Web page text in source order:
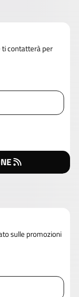
ti contatterà per
sulle promozioni